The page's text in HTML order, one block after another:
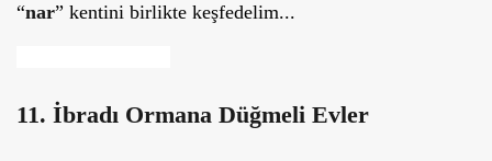
“nar” kentini birlikte keşfedelim...
11. İbradı Ormana Düğmeli Evler